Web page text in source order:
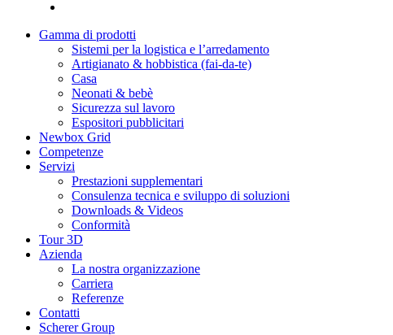
Gamma di prodotti
Sistemi per la logistica e l’arredamento
Artigianato & hobbistica (fai-da-te)
Casa
Neonati & bebè
Sicurezza sul lavoro
Espositori pubblicitari
Newbox Grid
Competenze
Servizi
Prestazioni supplementari
Consulenza tecnica e sviluppo di soluzioni
Downloads & Videos
Conformità
Tour 3D
Azienda
La nostra organizzazione
Carriera
Referenze
Contatti
Scherer Group